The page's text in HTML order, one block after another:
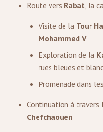
Route vers Rabat, la
Visite de la Tour
Mohammed V
Exploration de la
rues bleues et
Promenade dans
Continuation à travers
Chefchaouen